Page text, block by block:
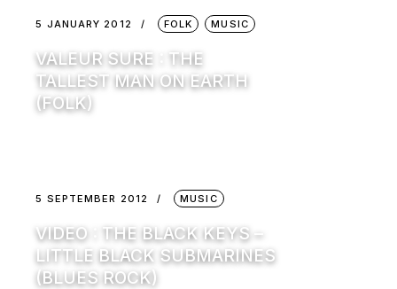
5 JANUARY 2012 FOLK MUSIC
VALEUR SURE : THE
TALLEST MAN ON EARTH
(FOLK)
5 SEPTEMBER 2012 MUSIC
VIDEO : THE BLACK KEYS –
LITTLE BLACK SUBMARINES
(BLUES ROCK)